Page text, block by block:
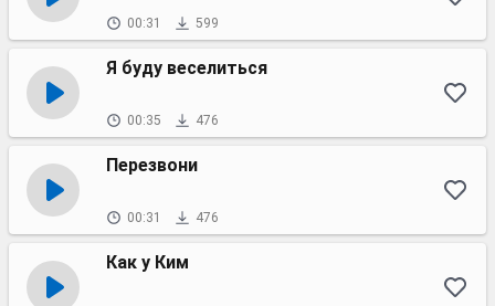
00:31 599
Я буду веселиться
00:35 476
Перезвони
00:31 476
Как у Ким